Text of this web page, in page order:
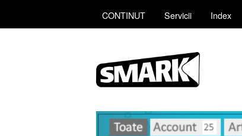
CONTINUT Servicii Index